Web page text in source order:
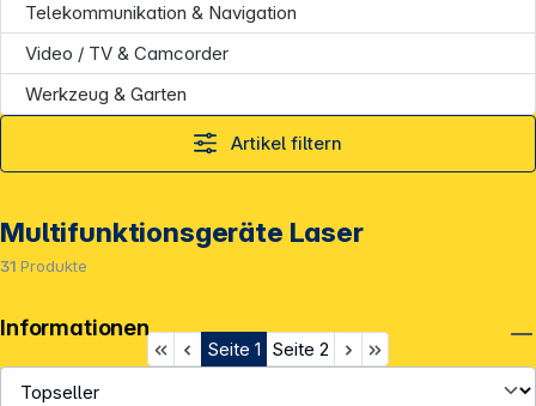
Telekommunikation & Navigation
Video / TV & Camcorder
Werkzeug & Garten
Artikel filtern
Multifunktionsgeräte Laser
31 Produkte
Seite 1 Seite 2
Informationen